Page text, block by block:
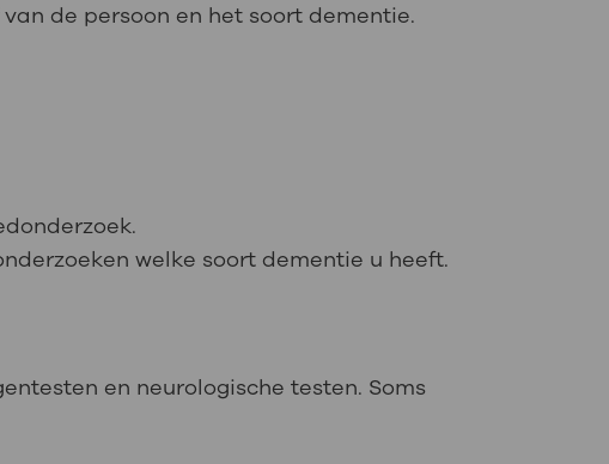
de persoon en het soort dementie.
welke soort dementie u heeft.
en neurologische testen. Soms